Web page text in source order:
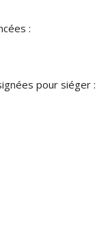
:
pour siéger :